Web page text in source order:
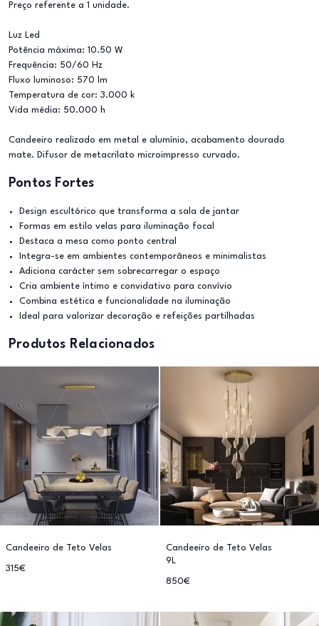
Preço referente a 1 unidade.
Luz Led
Potência máxima: 10.50 W
Frequência: 50/60 Hz
Fluxo luminoso: 570 lm
Temperatura de cor: 3.000 k
Vida média: 50.000 h
Candeeiro realizado em metal e alumínio, acabamento dourado
mate. Difusor de metacrilato microimpresso curvado.
Pontos Fortes
Design escultórico que transforma a sala de jantar
Formas em estilo velas para iluminação focal
Destaca a mesa como ponto central
Integra-se em ambientes contemporâneos e minimalistas
Adiciona carácter sem sobrecarregar o espaço
Cria ambiente íntimo e convidativo para convívio
Combina estética e funcionalidade na iluminação
Ideal para valorizar decoração e refeições partilhadas
Produtos Relacionados
Candeeiro de Teto Velas
315€
Candeeiro de Teto Velas
9L
850€